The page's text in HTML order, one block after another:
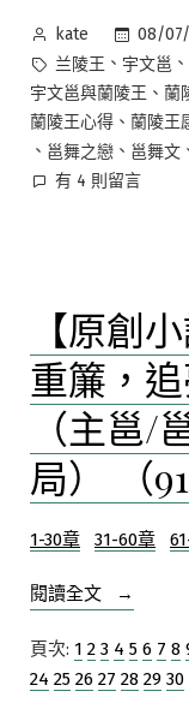
蘭
陵
續
文/
已
結
中
—
重
簾，
追
夢
版
（主
邕/
邕
舞/
陵
續
已
局）
（61-
作
者:
kate 08/
標
籤:
兰陵王 、 宇文邕 、
宇文邕與蘭陵王 、 蘭
蘭陵王心得 、 蘭陵王
、 邕舞之戀 、 邕舞文
在
邕
舞
同
人
—
鎖
重
追
影
年
新
有 4 則留言
【原創
重簾，
（主邕/
局） （
1-30章 31-60章
閱讀全文
“【原
小
說】
頁次: 1 2 3 4 5 6 7 8
24 25 26 27 28 29 30